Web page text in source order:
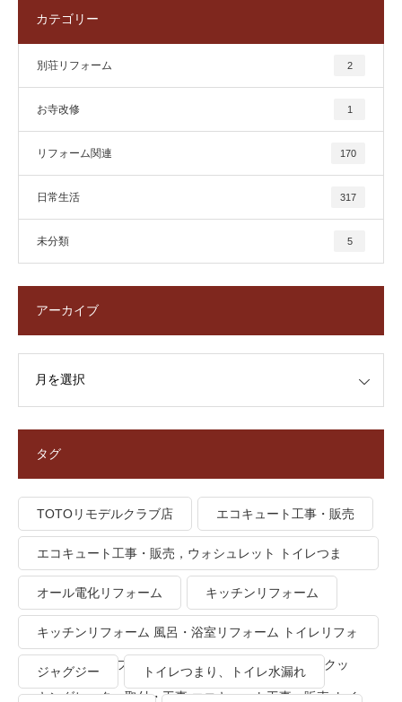
カテゴリー
別荘リフォーム 2
お寺改修 1
リフォーム関連 170
日常生活 317
未分類 5
アーカイブ
タグ
TOTOリモデルクラブ店 エコキュート工事・販売
エコキュート工事・販売，ウォシュレット トイレつま
り、トイレ水漏れ
オール電化リフォーム キッチンリフォーム
キッチンリフォーム 風呂・浴室リフォーム トイレリフォ
ーム 洗面所リフォーム オール電化リフォーム ＩＨクッ
キングヒーター取付・工事 エコキュート工事・販売 トイ
ジャグジー トイレつまり、トイレ水漏れ